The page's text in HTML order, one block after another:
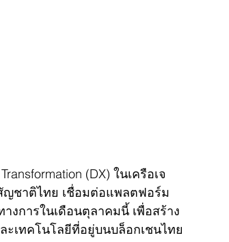
(DX) ในเครือเจ
ญชาติไทย เชื่อมต่อแพลตฟอร์ม
างการในเดือนตุลาคมนี้ เพื่อสร้าง
เทคโนโลยีที่อยู่บนบล็อกเชนไทย